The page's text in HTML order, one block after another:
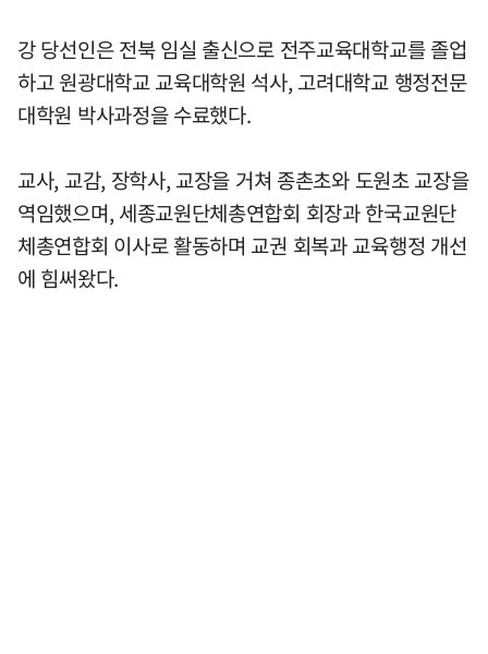
강 당선인은 전북 임실 출신으로 전주교육대학교를 졸업
하고 원광대학교 교육대학원 석사, 고려대학교 행정전문
대학원 박사과정을 수료했다.
교사, 교감, 장학사, 교장을 거쳐 종촌초와 도원초 교장을
역임했으며, 세종교원단체총연합회 회장과 한국교원단
체총연합회 이사로 활동하며 교권 회복과 교육행정 개선
에 힘써왔다.